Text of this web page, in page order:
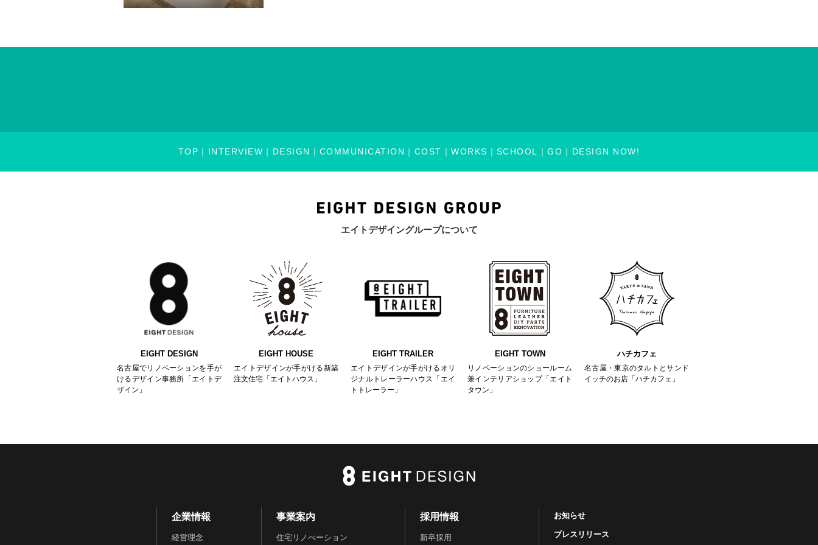
TOP INTERVIEW DESIGN COMMUNICATION COST WORKS SCHOOL GO DESIGN NOW!
エイトデザイングループについて
EIGHT DESIGN
名古屋でリノベーションを手が
けるデザイン事務所「エイトデ
ザイン」
EIGHT HOUSE
エイトデザインが手がける新築
注文住宅「エイトハウス」
EIGHT TRAILER
エイトデザインが手がけるオリ
ジナルトレーラーハウス「エイ
トトレーラー」
EIGHT TOWN
リノベーションのショールーム
兼インテリアショップ「エイト
タウン」
ハチカフェ
名古屋・東京のタルトとサンド
イッチのお店「ハチカフェ」
企業情報
経営理念
事業案内
住宅リノべーション
採用情報
新卒採用
お知らせ
プレスリリース